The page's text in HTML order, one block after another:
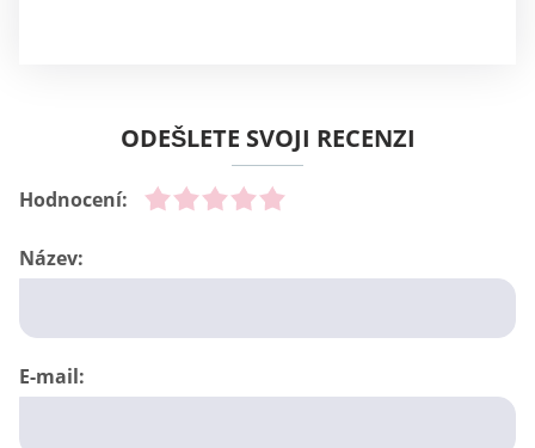
ODEŠLETE SVOJI RECENZI
Hodnocení:
Název:
E-mail: